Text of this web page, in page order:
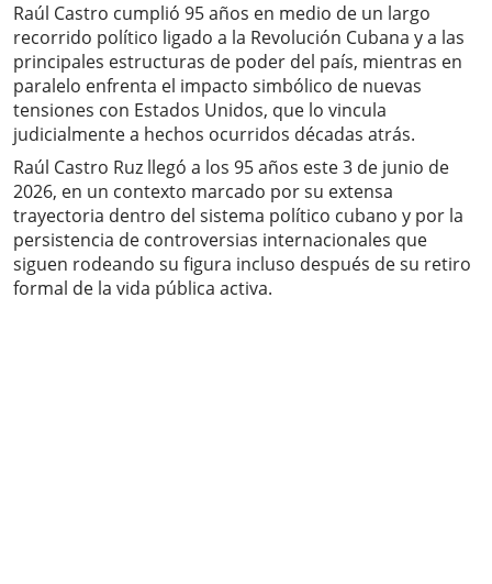
Raúl Castro cumplió 95 años en medio de un largo
recorrido político ligado a la Revolución Cubana y a las
principales estructuras de poder del país, mientras en
paralelo enfrenta el impacto simbólico de nuevas
tensiones con Estados Unidos, que lo vincula
judicialmente a hechos ocurridos décadas atrás.
Raúl Castro Ruz llegó a los 95 años este 3 de junio de
2026, en un contexto marcado por su extensa
trayectoria dentro del sistema político cubano y por la
persistencia de controversias internacionales que
siguen rodeando su figura incluso después de su retiro
formal de la vida pública activa.